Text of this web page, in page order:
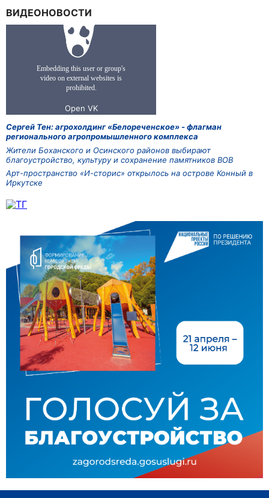
ВИДЕОНОВОСТИ
Сергей Тен: агрохолдинг «Белореченское» - флагман
регионального агропромышленного комплекса
Жители Боханского и Осинского районов выбирают
благоустройство, культуру и сохранение памятников ВОВ
Арт-пространство «И-сторис» открылось на острове Конный в
Иркутске